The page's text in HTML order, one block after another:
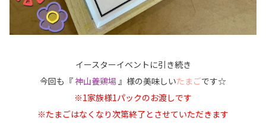
イースターイベントに引き続き
今回も『神山養鶏場 』様の美味しいたまごです☆
※1家族様1パックのお渡しです
※たまごはなくなり次第終了とさせていただきます